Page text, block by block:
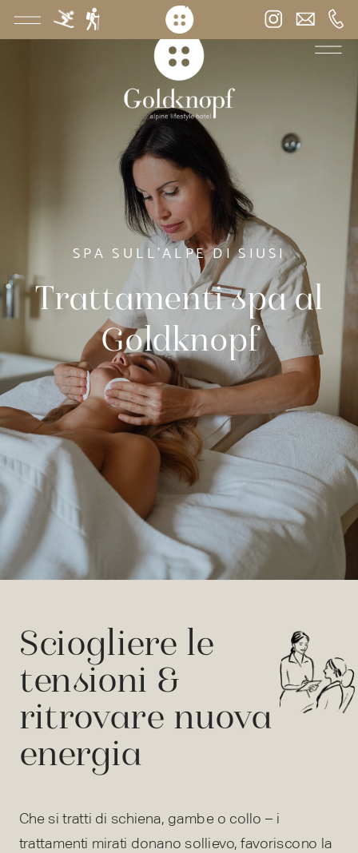
Trattamenti spa al
Goldknopf
SPA SULL'ALPE DI SIUSI
Sciogliere le
tensioni &
ritrovare nuova
energia
Che si tratti di schiena, gambe o collo – i
trattamenti mirati donano sollievo, favoriscono la